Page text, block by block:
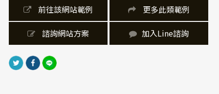
工製造」與「品質保證」的品牌精神。畫面以低飽和色
與柔和光影呼應金屬質地，字體排版簡潔穩重，搭配英
文標語強化國際形象，整體展現專業製造與品牌信任
｜網站製作，技術細節
前往該網站範例 更多此類範例
諮詢網站方案 加入Line諮詢